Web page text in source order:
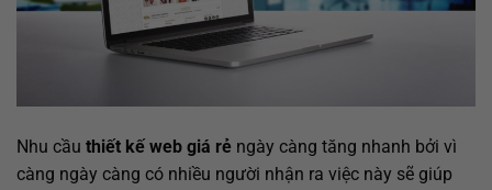
Nhu cầu thiết kế web giá rẻ ngày càng tăng nhanh bởi vì
càng ngày càng có nhiều người nhận ra việc này sẽ giúp